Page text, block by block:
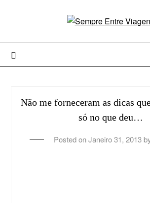
Não me forneceram as dicas
só no que deu…
Posted onJaneiro 31, 2013